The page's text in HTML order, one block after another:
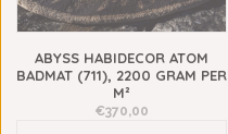
ABYSS HABIDECOR ATOM
BADMAT (711), 2200 GRAM PER
M²
€370,00